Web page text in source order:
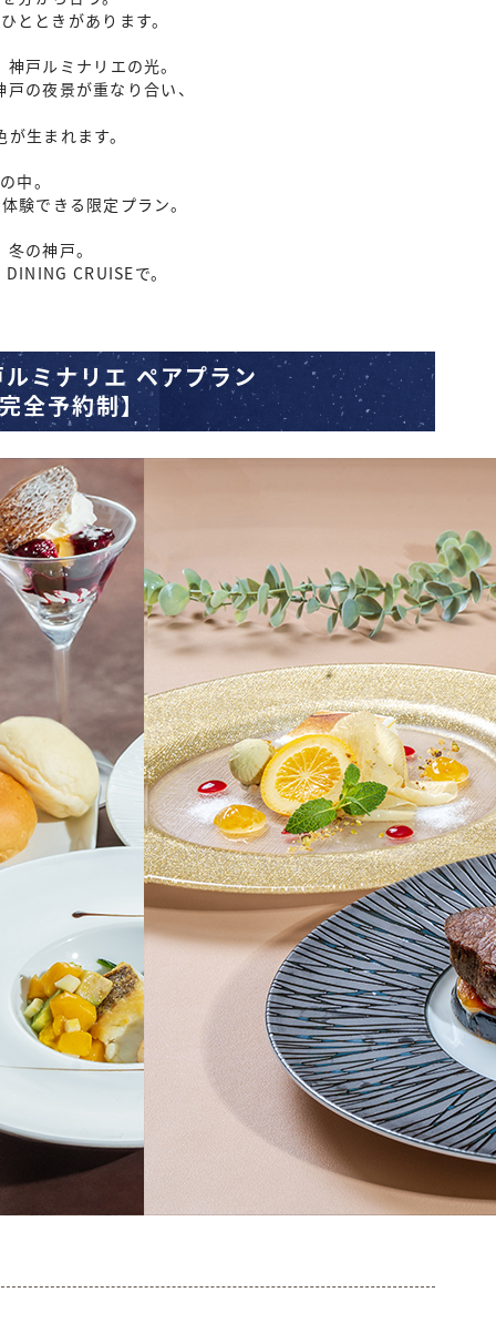
とときがあります。
戸ルミナリエの光。
の夜景が重なり合い、
生まれます。
中。
験できる限定プラン。
の神戸。
CRUISEで。
ミナリエ ペアプラン
全予約制】